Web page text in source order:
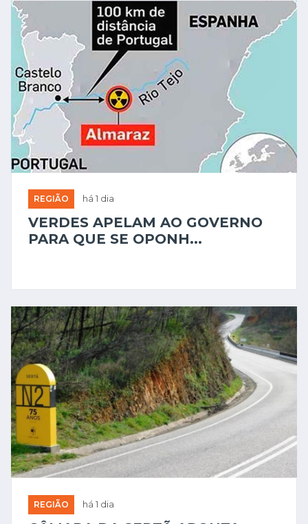
REGIÃO há 1 dia
VERDES APELAM AO GOVERNO
PARA QUE SE OPONH...
REGIÃO há 1 dia